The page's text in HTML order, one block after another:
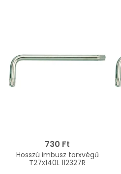
730 Ft
Hosszú imbusz torxvégű
T27x140L 112327R